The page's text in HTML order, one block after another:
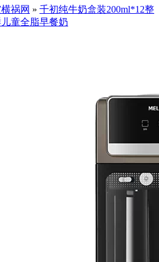
祸网 » 千初纯牛奶盒装200ml*12整
童全脂早餐奶